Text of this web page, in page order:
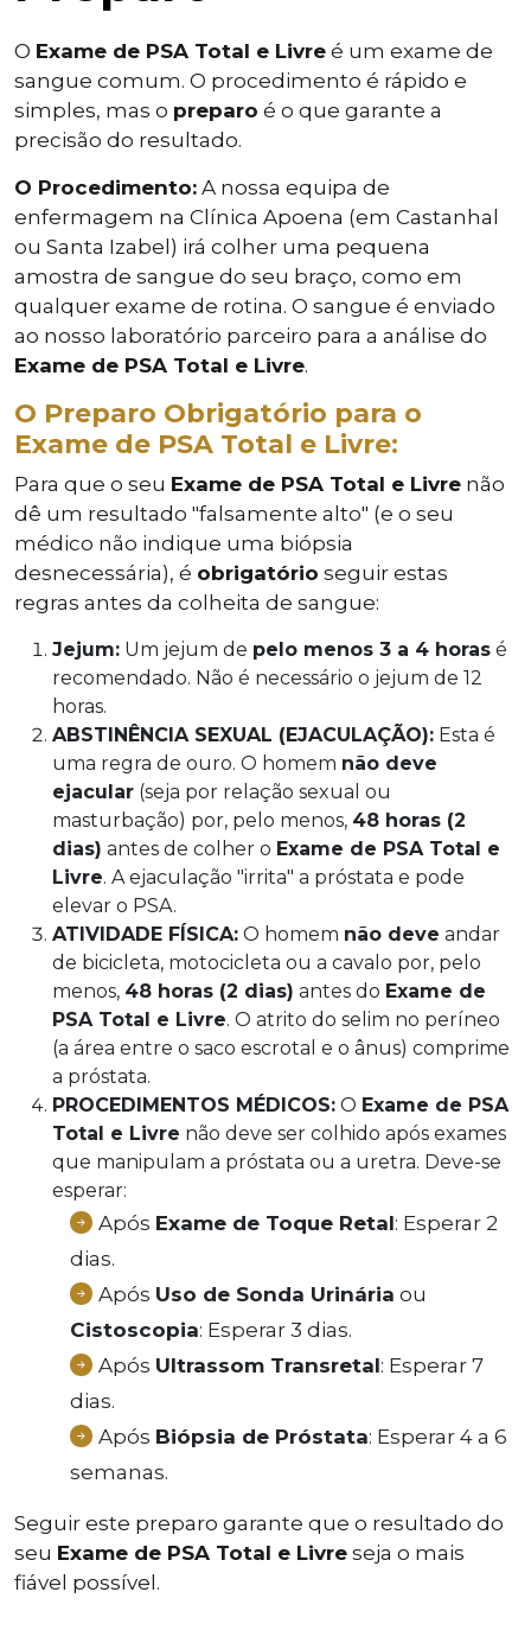
O Exame de PSA Total e Livre é um exame de
sangue comum. O procedimento é rápido e
simples, mas o preparo é o que garante a
precisão do resultado.
O Procedimento: A nossa equipa de
enfermagem na Clínica Apoena (em Castanhal
ou Santa Izabel) irá colher uma pequena
amostra de sangue do seu braço, como em
qualquer exame de rotina. O sangue é enviado
ao nosso laboratório parceiro para a análise do
Exame de PSA Total e Livre.
O Preparo Obrigatório para o
Exame de PSA Total e Livre:
Para que o seu Exame de PSA Total e Livre não
dê um resultado "falsamente alto" (e o seu
médico não indique uma biópsia
desnecessária), é obrigatório seguir estas
regras antes da colheita de sangue:
Jejum: Um jejum de pelo menos 3 a 4 horas é
recomendado. Não é necessário o jejum de 12
horas.
ABSTINÊNCIA SEXUAL (EJACULAÇÃO): Esta é
uma regra de ouro. O homem não deve
ejacular (seja por relação sexual ou
masturbação) por, pelo menos, 48 horas (2
dias) antes de colher o Exame de PSA Total e
Livre. A ejaculação "irrita" a próstata e pode
elevar o PSA.
ATIVIDADE FÍSICA: O homem não deve andar
de bicicleta, motocicleta ou a cavalo por, pelo
menos, 48 horas (2 dias) antes do Exame de
PSA Total e Livre. O atrito do selim no períneo
(a área entre o saco escrotal e o ânus) comprime
a próstata.
PROCEDIMENTOS MÉDICOS: O Exame de PSA
Total e Livre não deve ser colhido após exames
que manipulam a próstata ou a uretra. Deve-se
esperar:
Após Exame de Toque Retal: Esperar 2
dias.
Após Uso de Sonda Urinária ou
Cistoscopia: Esperar 3 dias.
Após Ultrassom Transretal: Esperar 7
dias.
Após Biópsia de Próstata: Esperar 4 a 6
semanas.
Seguir este preparo garante que o resultado do
seu Exame de PSA Total e Livre seja o mais
fiável possível.